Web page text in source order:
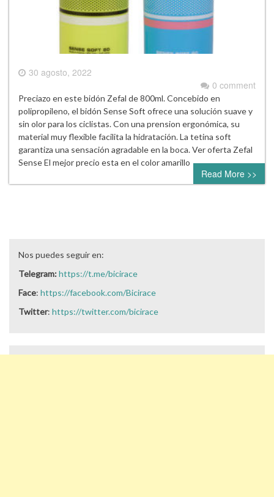
30 agosto, 2022
0 comment
Preciazo en este bidón Zefal de 800ml. Concebido en
polipropileno, el bidón Sense Soft ofrece una solución suave y
sin olor para los ciclistas. Con una prension ergonómica, su
material muy flexible facilita la hidratación. La tetina soft
garantiza una sensación agradable en la boca. Ver oferta Zefal
Sense El mejor precio esta en el color amarillo
Read More >>
Nos puedes seguir en:
Telegram:https://t.me/bicirace
Face: https://facebook.com/Bicirace
Twitter: https://twitter.com/bicirace